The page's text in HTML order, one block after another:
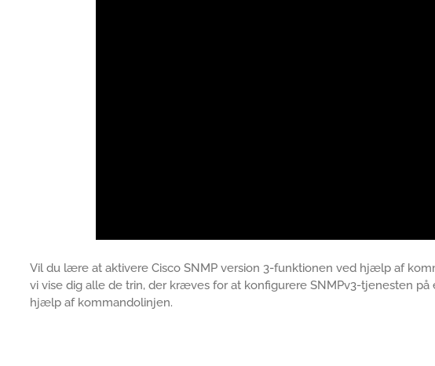
Vil du lære at aktivere Cisco SNMP version 3-funktionen ved hjælp af
vi vise dig alle de trin, der kræves for at konfigurere SNMPv3-tjenesten på
hjælp af kommandolinjen.